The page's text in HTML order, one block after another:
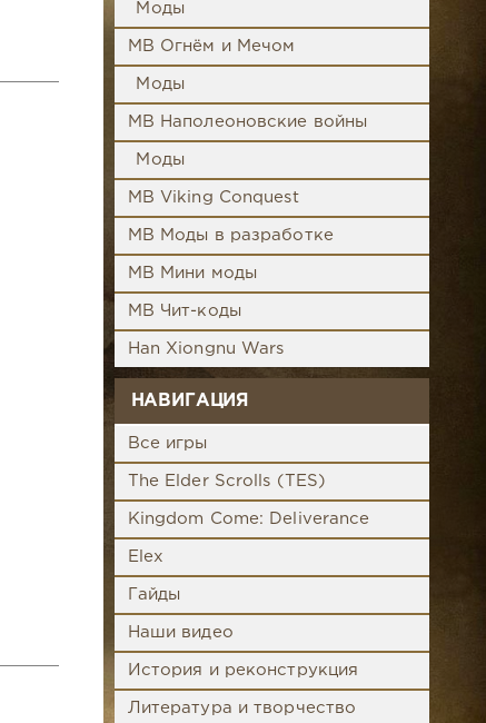
Моды
MB Огнём и Мечом
Моды
MB Наполеоновские войны
Моды
MB Viking Conquest
MB Моды в разработке
MB Мини моды
MB Чит-коды
Han Xiongnu Wars
НАВИГАЦИЯ
Все игры
The Elder Scrolls (TES)
Kingdom Come: Deliverance
Elex
Гайды
Наши видео
История и реконструкция
Литература и творчество